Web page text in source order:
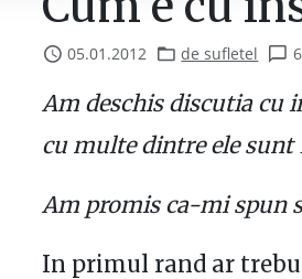
05.01.2012 de sufletel
Am deschis discutia cu
cu multe dintre ele sunt
Am promis ca-mi spun
In primul rand ar